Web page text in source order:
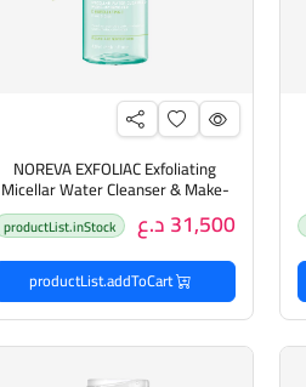
NOREVA EXFOLIAC Exfoliating
Micellar Water Cleanser & Make-
Up Remover 400ml نوريفا غسول
منظف ​​ماء ميسيلار المقشر ومزيل
31,500 د.ع productList.inStock
productList.addToCart